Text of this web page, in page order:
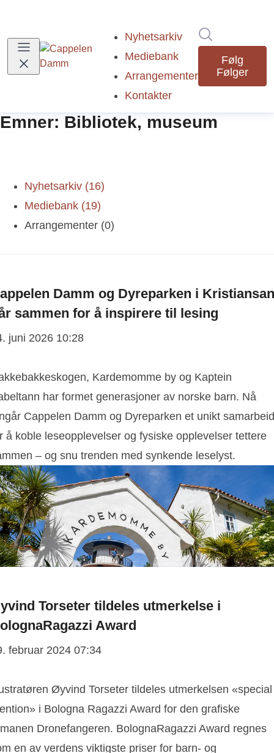
Nyhetsarkiv
Mediebank
Arrangementer
Kontakter
Følg
Følger
Emner: Bibliotek, museum
Nyhetsarkiv (16)
Mediebank (19)
Arrangementer (0)
Damm og Dyreparken i
sammen for å inspirere til lesing
juni 2026 10:28
Kardemomme by og Kaptein
har formet generasjoner av norske barn. Nå
Cappelen Damm og Dyreparken et unikt samarbeid
å koble leseopplevelser og fysiske opplevelser tettere
– og snu trenden med synkende leselyst.
Torseter tildeles utmerkelse i
Award
februar 2024 07:34
Øyvind Torseter tildeles utmerkelsen «special
i Bologna Ragazzi Award for den grafiske
Dronefangeren. BolognaRagazzi Award regnes
en av verdens viktigste priser for barn- og